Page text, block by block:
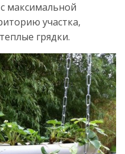
максимальной
участка,
грядки.